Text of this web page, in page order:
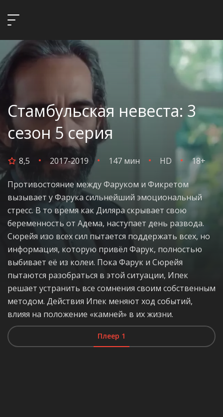
Стамбульская невеста: 3
сезон 5 серия
8,5 2017-2019 147 мин HD 18+
Противостояние между Фаруком и Фикретом
вызывает у Фарука сильнейший эмоциональный
стресс. В то время как Диляра скрывает свою
беременность от Адема, наступает день развода.
Сюрейя изо всех сил пытается поддержать всех, но
информация, которую привёл Фарук, полностью
выбивает её из колеи. Пока Фарук и Сюрейя
пытаются разобраться в этой ситуации, Ипек
решает устранить все сомнения своим собственным
методом. Действия Ипек меняют ход событий,
влияя на положение «камней» в их жизни.
Плеер 1